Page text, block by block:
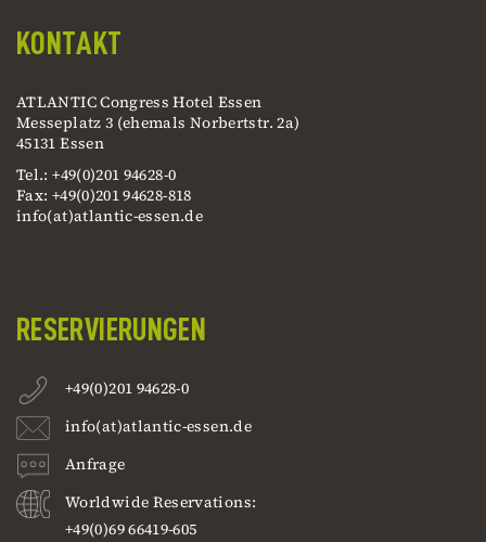
KONTAKT
ATLANTIC Congress Hotel Essen
Messeplatz 3 (ehemals Norbertstr. 2a)
45131 Essen
Tel.: +49(0)201 94628-0
Fax: +49(0)201 94628-818
info(at)atlantic-essen.de
RESERVIERUNGEN
+49(0)201 94628-0
info(at)atlantic-essen.de
Anfrage
Worldwide Reservations:
+49(0)69 66419-605